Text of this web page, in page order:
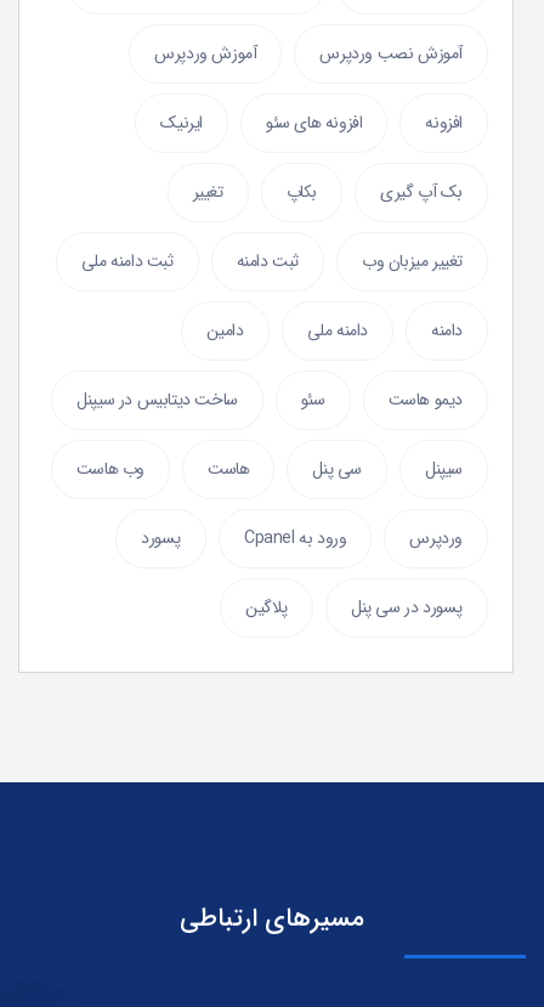
آموزش نصب وردپرس آموزش وردپرس
افزونه افزونه های سئو ایرنیک
بک آپ گیری بکاپ تغییر
تغییر میزبان وب ثبت دامنه ثبت دامنه ملی
دامنه دامنه ملی دامین
دیمو هاست سئو ساخت دیتابیس در سیپنل
سیپنل سی پنل هاست وب هاست
وردپرس ورود به Cpanel پسورد
پسورد در سی پنل پلاگین
مسیرهای ارتباطی